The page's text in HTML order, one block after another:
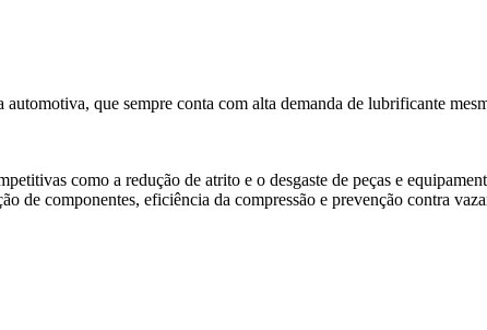
que sempre conta com alta demanda de lubrificante
como a redução de atrito e o desgaste de peças e
de componentes, eficiência da compressão e prevenção contra